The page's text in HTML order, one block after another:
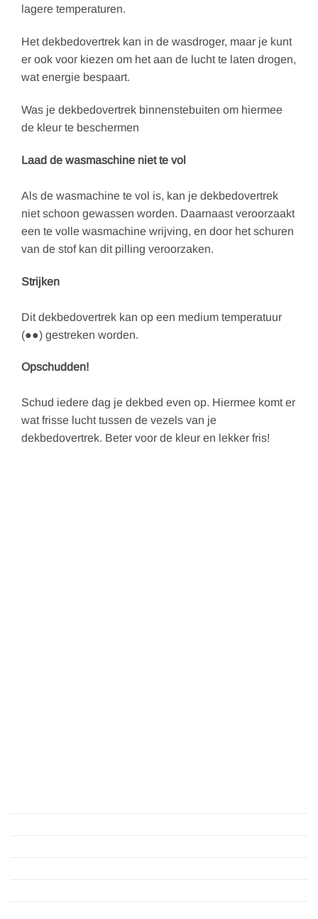
lagere temperaturen.
Het dekbedovertrek kan in de wasdroger, maar je kunt
er ook voor kiezen om het aan de lucht te laten drogen,
wat energie bespaart.
Was je dekbedovertrek binnenstebuiten om hiermee
de kleur te beschermen
Laad de wasmaschine niet te vol
Als de wasmachine te vol is, kan je dekbedovertrek
niet schoon gewassen worden. Daarnaast veroorzaakt
een te volle wasmachine wrijving, en door het schuren
van de stof kan dit pilling veroorzaken.
Strijken
Dit dekbedovertrek kan op een medium temperatuur
(●●) gestreken worden.
Opschudden!
Schud iedere dag je dekbed even op. Hiermee komt er
wat frisse lucht tussen de vezels van je
dekbedovertrek. Beter voor de kleur en lekker fris!